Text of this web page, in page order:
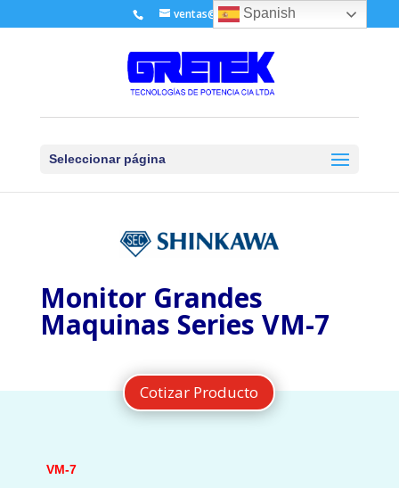
ventas@gretek.ec
Seleccionar página
Monitor Grandes
Maquinas Series VM-7
Cotizar Producto
VM-7
Spanish